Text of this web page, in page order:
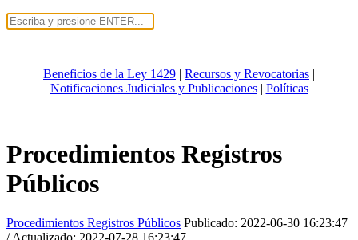
Beneficios de la Ley 1429 | Recursos y Revocatorias |
Notificaciones Judiciales y Publicaciones| Políticas
Procedimientos Registros
Públicos
Procedimientos Registros Públicos Publicado: 2022-06-30 16:23:47
/ Actualizado: 2022-07-28 16:23:47